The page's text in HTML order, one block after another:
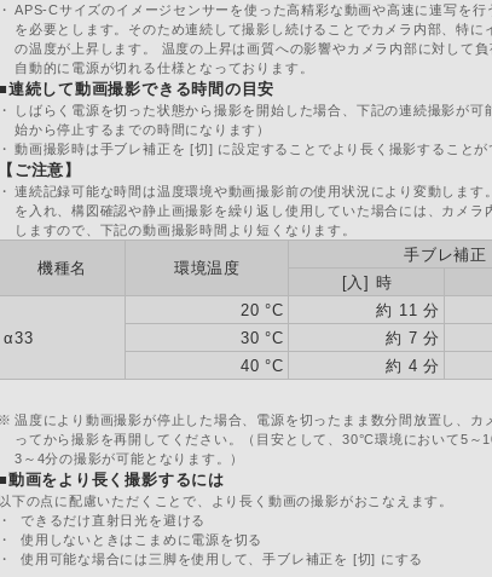
・ APS-Cサイズのイメージセンサーを使った高精彩な動画や高速に連写を行
を必要とします。そのため連続して撮影し続けることでカメラ内部、特に
の温度が上昇します。 温度の上昇は画質への影響やカメラ内部に対して
自動的に電源が切れる仕様となっております。
連続して動画撮影できる時間の目安
・
しばらく電源を切った状態から撮影を開始した場合、下記の連続撮影が可
始から停止するまでの時間になります）
・ 動画撮影時は手ブレ補正を [切] に設定することでより長く撮影することが
【ご注意】
・ 連続記録可能な時間は温度環境や動画撮影前の使用状況により変動しま
を入れ、構図確認や静止画撮影を繰り返し使用していた場合には、カメラ
しますので、下記の動画撮影時間より短くなります。
機種名 環境温度
手ブレ補正
[入] 時
α33
20 °C 約 11 分
30 °C
約 7 分
40 °C
約 4 分
※ 温度により動画撮影が停止した場合、電源を切ったまま数分間放置し、カ
ってから撮影を再開してください。（目安として、30°C環境において5～
3～4分の撮影が可能となります。）
動画をより長く撮影するには
以下の点に配慮いただくことで、より長く動画の撮影がおこなえます。
・
できるだけ直射日光を避ける
・
使用しないときはこまめに電源を切る
・
使用可能な場合には三脚を使用して、手ブレ補正を [切] にする